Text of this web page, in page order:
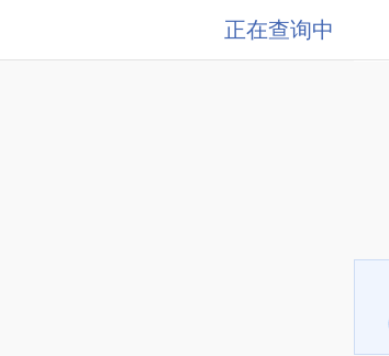
正在查询中